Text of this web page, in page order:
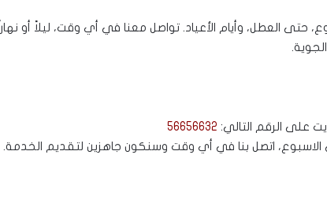
الاسبوع، حتى العطل، وأيام الأعياد. تواصل معنا في أي وقت، ليلاً أو نهاراً
على الرقم التالي: 56656632